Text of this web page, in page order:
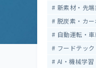
新素材・先
脱炭素・カ
自動運転・
フードテック
AI・機械学習